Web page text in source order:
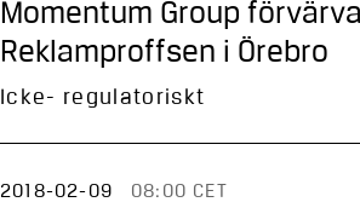
Momentum Group
Reklamproffsen i Örebro
Icke- regulatoriskt
2018-02-09 08:00 CET